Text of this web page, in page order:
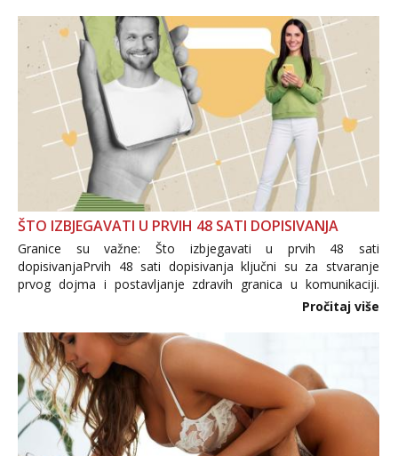
ŠTO IZBJEGAVATI U PRVIH 48 SATI DOPISIVANJA
Granice su važne: Što izbjegavati u prvih 48 sati
dopisivanjaPrvih 48 sati dopisivanja ključni su za stvaranje
prvog dojma i postavljanje zdravih granica u komunikaciji.
Važno je izbjeći prebrzo otkrivanje osobnih ili intimnih
informacija, jer nepoznata osoba još nije zaslužila to
povjerenje. Takođe...
Pročitaj više